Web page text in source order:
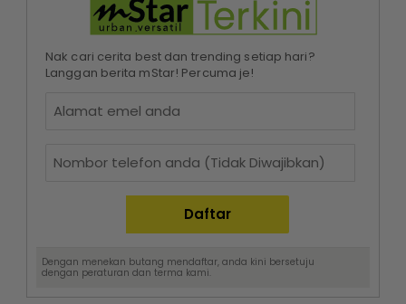
Nak cari cerita best dan trending setiap hari?
Langgan berita mStar! Percuma je!
Dengan menekan butang mendaftar, anda kini bersetuju
dengan peraturan dan terma kami.